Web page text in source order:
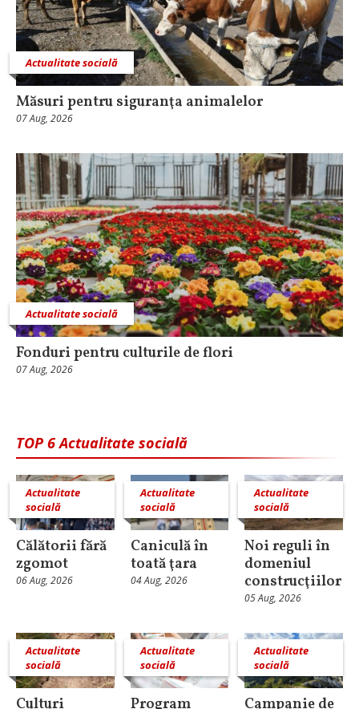
Actualitate socială
Măsuri pentru siguranţa animalelor
07 Aug, 2026
Actualitate socială
Fonduri pentru culturile de flori
07 Aug, 2026
TOP 6 Actualitate socială
Actualitate
socială
Călătorii fără
zgomot
06 Aug, 2026
Actualitate
socială
Caniculă în
toată ţara
04 Aug, 2026
Actualitate
socială
Noi reguli în
domeniul
construcţiilor
05 Aug, 2026
Actualitate
socială
Culturi
Actualitate
socială
Program
Actualitate
socială
Campanie de